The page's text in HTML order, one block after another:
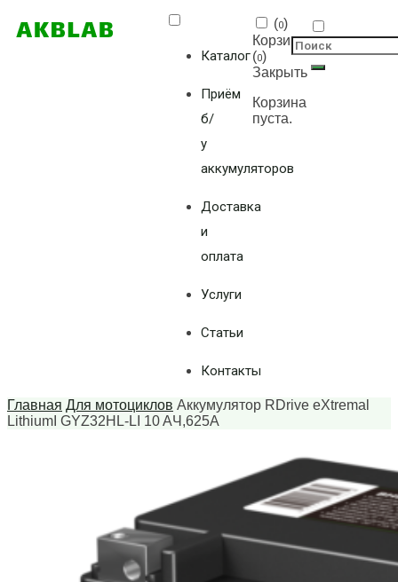
Каталог
Приём
б/
у
аккумуляторов
Доставка
и
оплата
Услуги
Статьи
Контакты
(0)
Корзина
(0)
Закрыть
Корзина
пуста.
Главная Для мотоциклов Аккумулятор RDrive eXtremal
LithiumI GYZ32HL-LI 10 AЧ,625А